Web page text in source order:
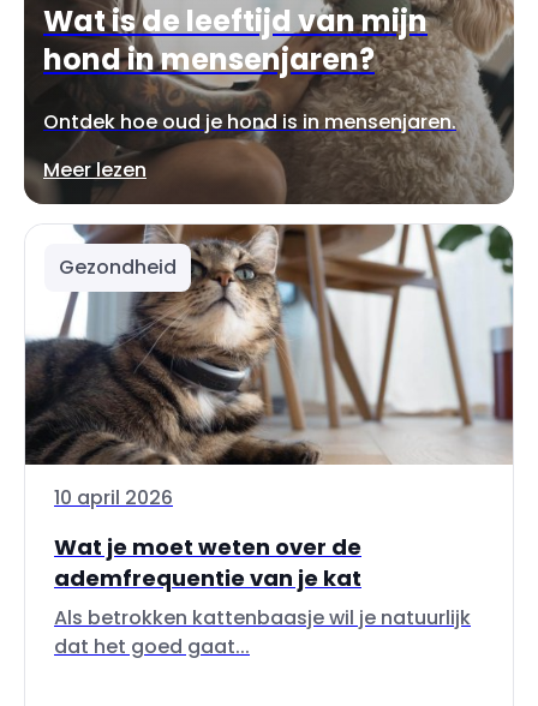
Wat is de leeftijd van mijn
hond in mensenjaren?
Ontdek hoe oud je hond is in mensenjaren.
Meer lezen
Gezondheid
10 april 2026
Wat je moet weten over de
ademfrequentie van je kat
Als betrokken kattenbaasje wil je natuurlijk
dat het goed gaat...